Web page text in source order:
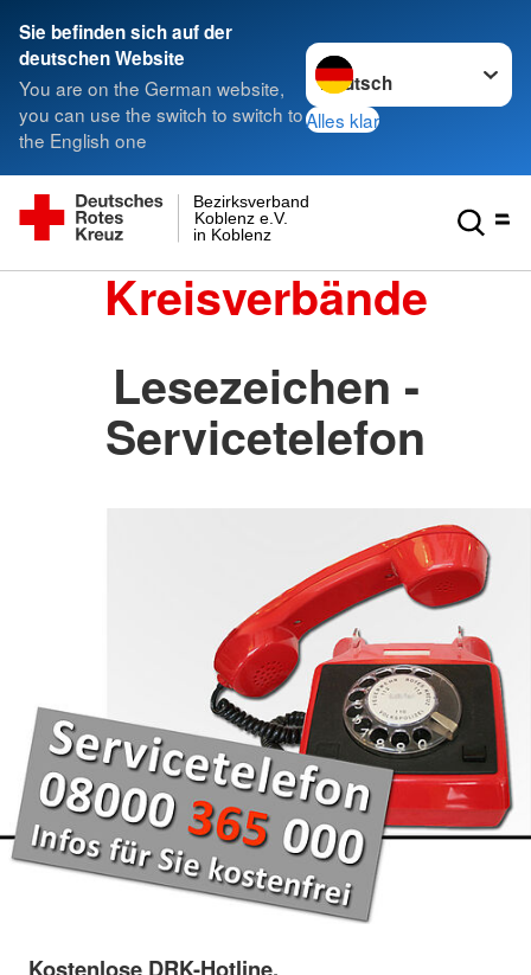
Sie befinden sich auf der
deutschen Website
You are on the German website,
you can use the switch to switch to
the English one
Sprache wechseln zu
Alles klar
in Koblenz
Koblenz e.V.
Bezirksverband
Kreisverbände
Lesezeichen -
Servicetelefon